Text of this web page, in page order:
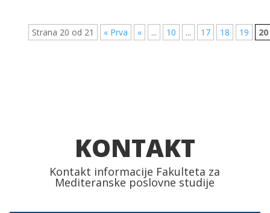
Strana 20 od 21 « Prva « ... 10 ... 17 18 19 20
KONTAKT
Kontakt informacije Fakulteta za
Mediteranske poslovne studije